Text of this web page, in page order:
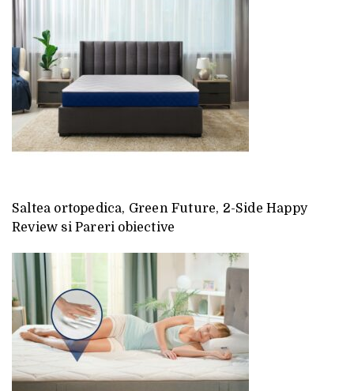
Saltea ortopedica, Green Future, 2-Side Happy
Review si Pareri obiective